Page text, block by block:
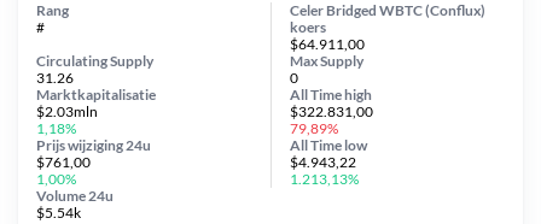
Celer Bridged WBTC (Conflux)
koers
$64.911,00
Circulating Supply
31.26
Prijs wijziging24u
$761,00
1,00%
Max Supply
0
Marktkapitalisatie
$2.03mln
1,18%
Volume 24u
$5.54k
Rang
#
All Timehigh
$322.831,00
79,89%
All Time low
$4.943,22
1.213,13%